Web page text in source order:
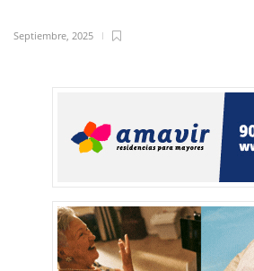
Septiembre, 2025